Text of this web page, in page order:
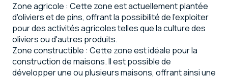
Zone agricole : Cette zone est actuellement plantée
d'oliviers et de pins, offrant la possibilité de l'exploiter
pour des activités agricoles telles que la culture des
oliviers ou d'autres produits.
Zone constructible : Cette zone est idéale pour la
construction de maisons. Il est possible de
développer une ou plusieurs maisons, offrant ainsi une